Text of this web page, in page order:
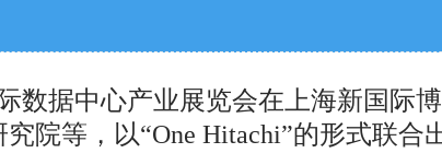
数据中心产业展览会在上海新国际
院等，以“One Hitachi”的形式联合